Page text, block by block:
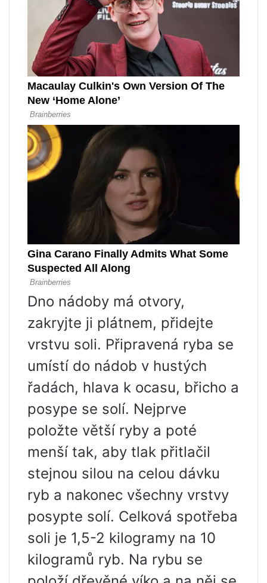
Dno nádoby má otvory,
zakryjte ji plátnem, přidejte
vrstvu soli. Připravená ryba se
umístí do nádob v hustých
řadách, hlava k ocasu, břicho a
posype se solí. Nejprve
položte větší ryby a poté
menší tak, aby tlak přitlačil
stejnou silou na celou dávku
ryb a nakonec všechny vrstvy
posypte solí. Celková spotřeba
soli je 1,5-2 kilogramy na 10
kilogramů ryb. Na rybu se